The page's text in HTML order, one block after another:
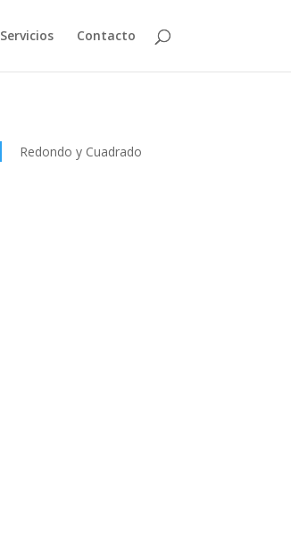
Servicios Contacto
Redondo y Cuadrado